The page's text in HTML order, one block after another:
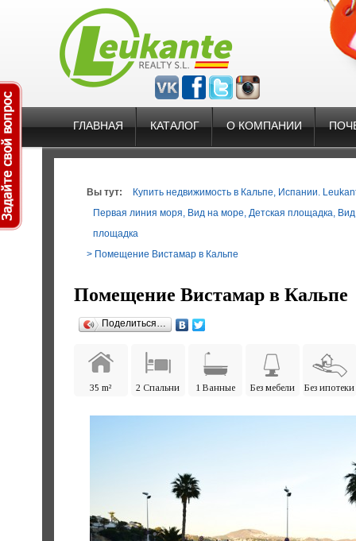
ГЛАВНАЯ КАТАЛОГ О КОМПАНИИ
Вы тут:
Купить недвижимость в Кальпе, Испании.
Первая линия моря, Вид на море, Детская площадка,
площадка
> Помещение Вистамар в Кальпе
Помещение Вистамар в Кальпе
Поделиться…
35 m² 2 Спальни 1 Ванные Без мебели Без ипотеки